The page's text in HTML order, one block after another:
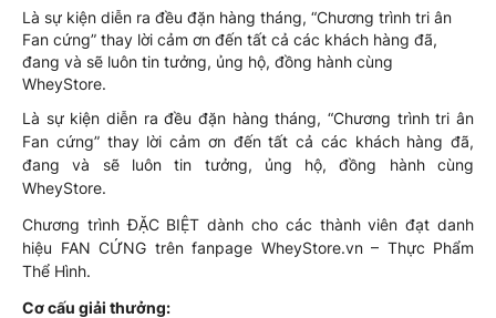
Là sự kiện diễn ra đều đặn hàng tháng, “Chương trình tri ân
Fan cứng” thay lời cảm ơn đến tất cả các khách hàng đã,
đang và sẽ luôn tin tưởng, ủng hộ, đồng hành cùng
WheyStore.
Là sự kiện diễn ra đều đặn hàng tháng, “Chương trình tri ân
Fan cứng” thay lời cảm ơn đến tất cả các khách hàng đã,
đang và sẽ luôn tin tưởng, ủng hộ, đồng hành cùng
WheyStore.
Chương trình ĐẶC BIỆT dành cho các thành viên đạt danh
hiệu FAN CỨNG trên fanpage WheyStore.vn – Thực Phẩm
Thể Hình.
Cơ cấu giải thưởng: